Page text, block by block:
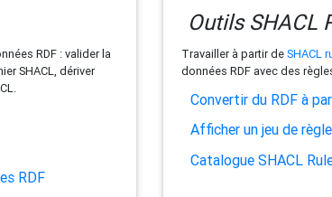
RDF : valider la
SHACL, dériver
RDF
Outils SHACL
Travailler à partir deSHACL
données RDF avec des
Convertir du RDF à
Afficher un jeu de
Catalogue SHACL